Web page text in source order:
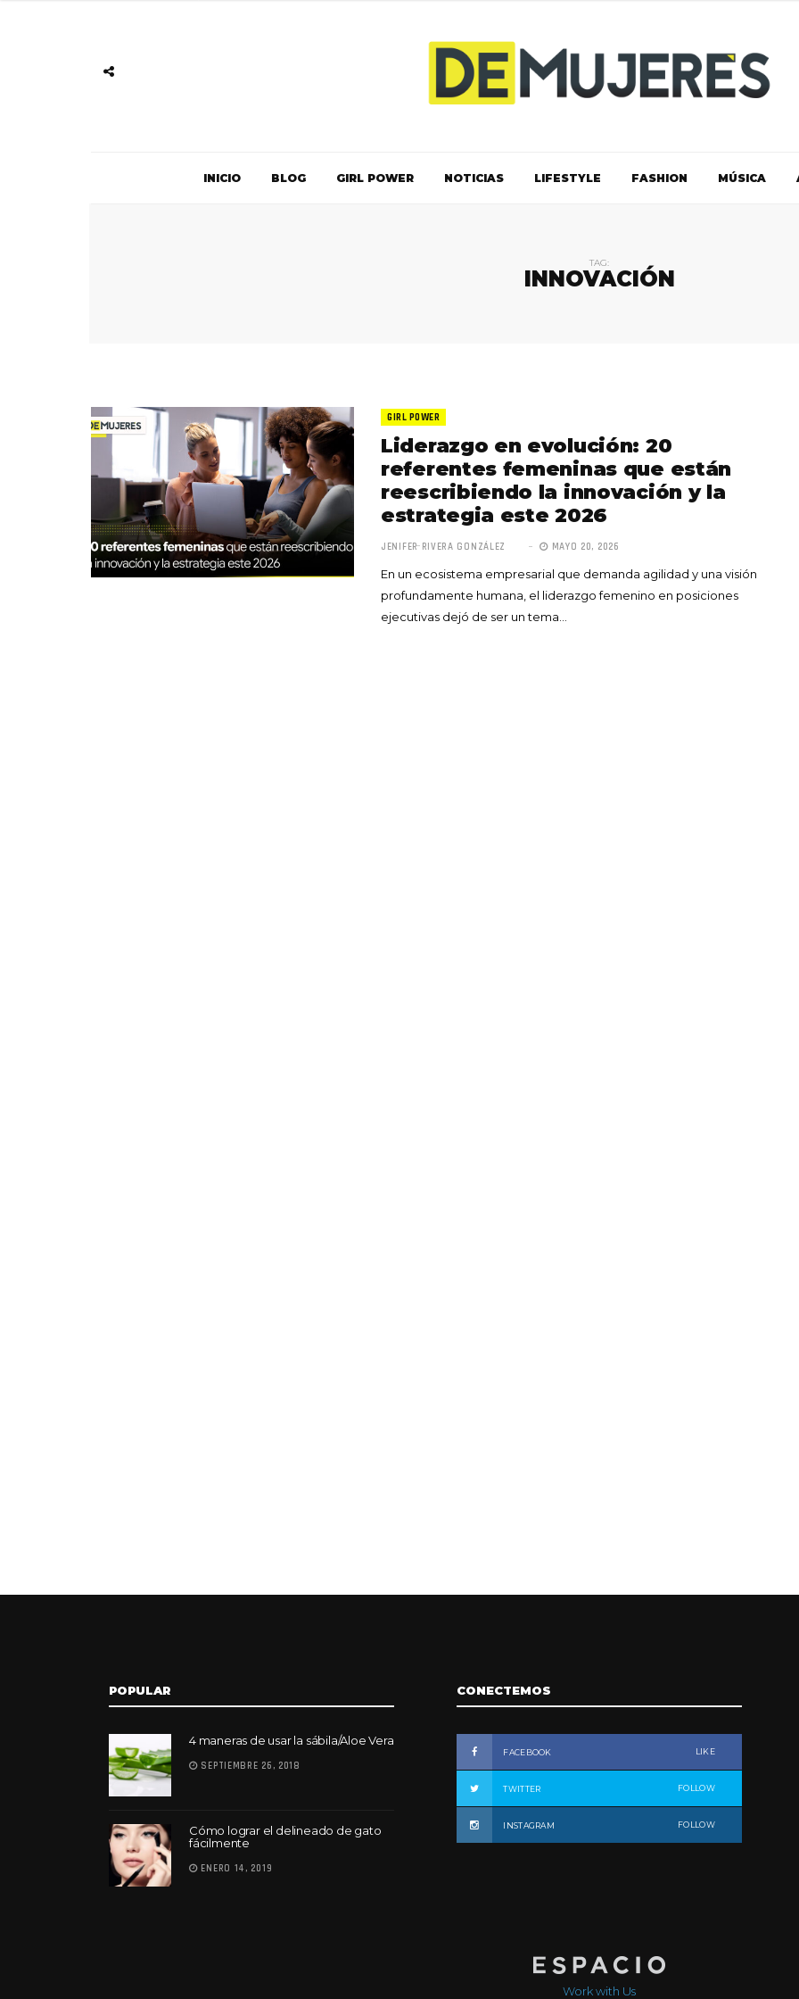
INICIO BLOG GIRL POWER NOTICIAS LIFESTYLE FASHION MÚSICA
TAG:
INNOVACIÓN
GIRL POWER
Liderazgo en evolución: 20
referentes femeninas que están
reescribiendo la innovación y la
estrategia este 2026
JENIFER RIVERA GONZÁLEZ MAYO 20, 2026
En un ecosistema empresarial que demanda agilidad y una visión
profundamente humana, el liderazgo femenino en posiciones
ejecutivas dejó de ser un tema…
Totó la Momposina: el
adiós a la gran
cantadora que llevó las
raíces colombianas al
POPULAR
4 maneras de usar la sábila/Aloe Vera
SEPTIEMBRE 26, 2018
Cómo lograr el delineado de gato
fácilmente
ENERO 14, 2019
CONECTEMOS
FACEBOOK LIKE
TWITTER FOLLOW
INSTAGRAM FOLLOW
Work with Us